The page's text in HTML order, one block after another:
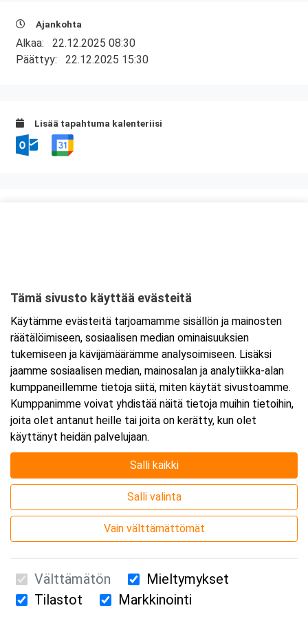
Ajankohta
Alkaa: 22.12.2025 08:30
Päättyy: 22.12.2025 15:30
Lisää tapahtuma kalenteriisi
Tarkempi kartta ja ajo-ohjeet
Suomen Ensiapukoulutus Oy / Valimotie 21 / 00380 Helsinki
Tämä sivusto käyttää evästeitä
Käytämme evästeitä tarjoamamme sisällön ja mainosten
räätälöimiseen, sosiaalisen median ominaisuuksien
tukemiseen ja kävijämäärämme analysoimiseen. Lisäksi
jaamme sosiaalisen median, mainosalan ja analytiikka-alan
kumppaneillemme tietoja siitä, miten käytät sivustoamme.
Kumppanimme voivat yhdistää näitä tietoja muihin tietoihin,
joita olet antanut heille tai joita on kerätty, kun olet
käyttänyt heidän palvelujaan.
Salli kaikki
Salli valinta
Vain välttämättömät
Välttämätön
Mieltymykset
Tilastot
Markkinointi